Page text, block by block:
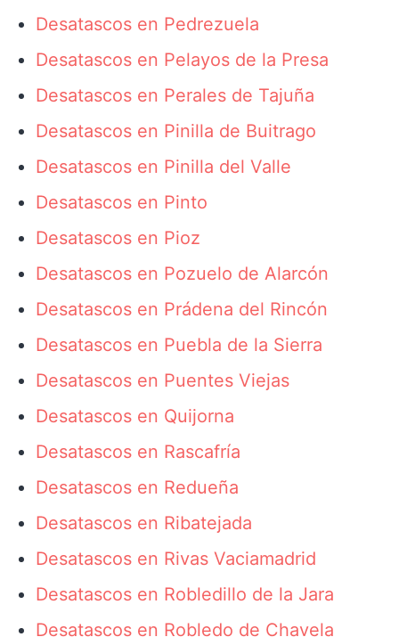
Desatascos en Pedrezuela
Desatascos en Pelayos de la Presa
Desatascos en Perales de Tajuña
Desatascos en Pinilla de Buitrago
Desatascos en Pinilla del Valle
Desatascos en Pinto
Desatascos en Pioz
Desatascos en Pozuelo de Alarcón
Desatascos en Prádena del Rincón
Desatascos en Puebla de la Sierra
Desatascos en Puentes Viejas
Desatascos en Quijorna
Desatascos en Rascafría
Desatascos en Redueña
Desatascos en Ribatejada
Desatascos en Rivas Vaciamadrid
Desatascos en Robledillo de la Jara
Desatascos en Robledo de Chavela